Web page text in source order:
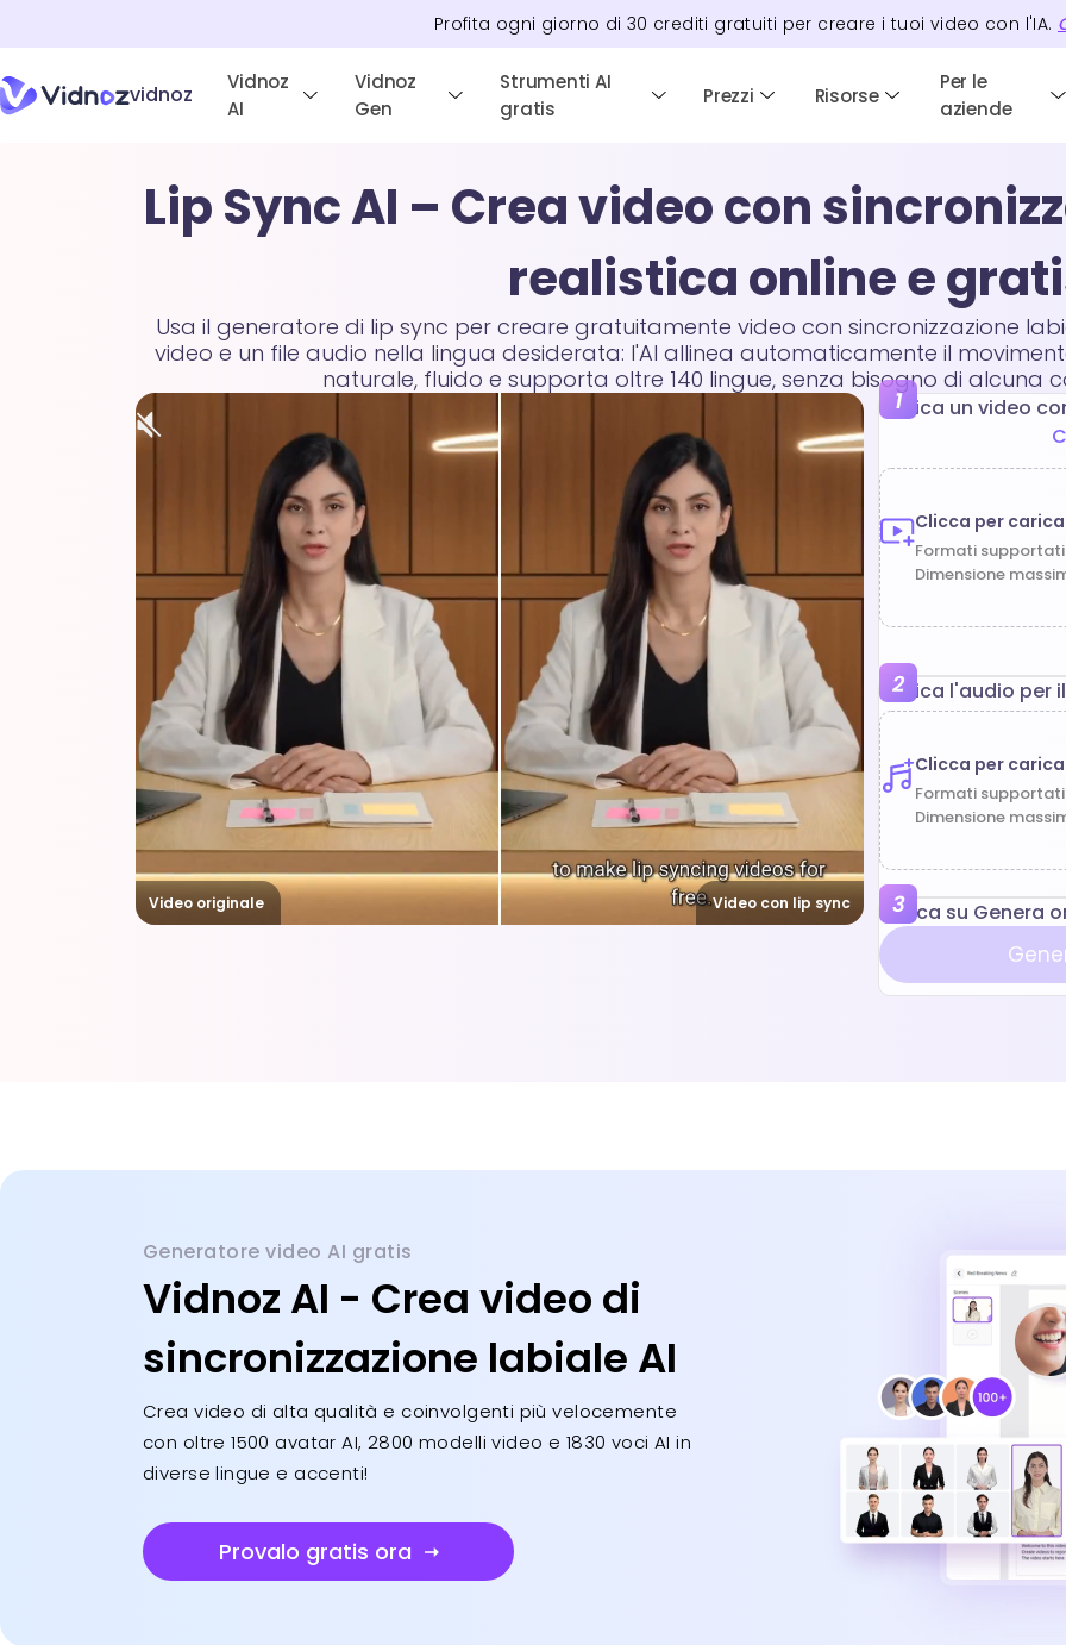
Profita ogni giorno di 30 crediti gratuiti per creare i tuoi video con l'IA.
vidnoz
Vidnoz
AI
Vidnoz
Gen
Strumenti AI
gratis
Prezzi Risorse
Per le
aziende
Lip Sync AI – Crea video con
realistica online e
Usa il generatore di lip sync per creare gratuitamente video con sincronizzazione
video e un file audio nella lingua desiderata: l'AI allinea automaticamente il
naturale, fluido e supporta oltre 140 lingue, senza bisogno di alcuna
Carica un video
Clicca per
Formati supportati:
Dimensione
Carica l'audio per
Clicca per
Formati supportati:
Dimensione
Clicca su Genera
Generatore video AI gratis
Vidnoz AI - Crea video di
sincronizzazione labiale AI
Crea video di alta qualità e coinvolgenti più velocemente
con oltre 1500 avatar AI, 2800 modelli video e 1830 voci AI in
diverse lingue e accenti!
Provalo gratis ora